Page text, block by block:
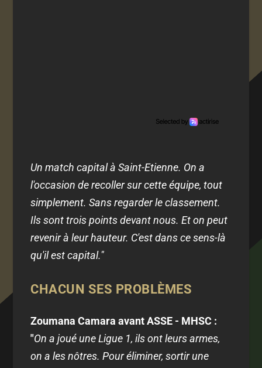
Un match capital à Saint-Etienne. On a
l'occasion de recoller sur cette équipe, tout
simplement. Sans regarder le classement.
Ils sont trois points devant nous. Et on peut
revenir à leur hauteur. C'est dans ce sens-là
qu'il est capital."
CHACUN SES PROBLÈMES
Zoumana Camara avant ASSE - MHSC :
"On a joué une Ligue 1, ils ont leurs armes,
on a les nôtres. Pour éliminer, sortir une